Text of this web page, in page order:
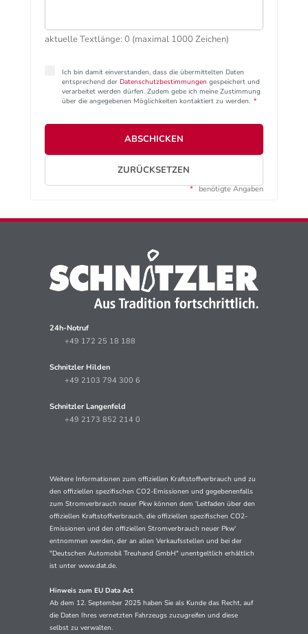
aktuelle Textlänge: 0 (maximal 1000 Zeichen)
Ich bin damit einverstanden, dass die übermittelten Daten
entsprechend der Datenschutzbestimmungen gespeichert und
verarbeitet werden dürfen. Zudem gebe ich meine Zustimmung
über die angegebenen Möglichkeiten kontaktiert zu werden. *
ABSCHICKEN
ZURÜCKSETZEN
* benötigte Angaben
24h-Notruf
+49 172 25 18 188
Schnitzler Hilden
+49 2103 794 300 6
Schnitzler Langenfeld
+49 2173 852 214 0
Weitere Informationen zum offiziellen Kraftstoffverbrauch und zu
den offiziellen spezifischen CO2-Emissionen und gegebenenfalls
zum Stromverbrauch neuer Pkw können dem 'Leitfaden über den
offiziellen Kraftstoffverbrauch, die offiziellen spezifischen CO2-
Emissionen und den offiziellen Stromverbrauch neuer Pkw'
entnommen werden, der an allen Verkaufsstellen und bei der
"Deutschen Automobil Treuhand GmbH" unentgeltlich erhältlich
ist unter www.dat.de.
Hinweis zum EU Data Act
Ab dem 12. September 2025 haben Sie als Kunde das Recht, auf
die Daten Ihres vernetzten Fahrzeugs zuzugreifen und diese
selbst zu verwalten.